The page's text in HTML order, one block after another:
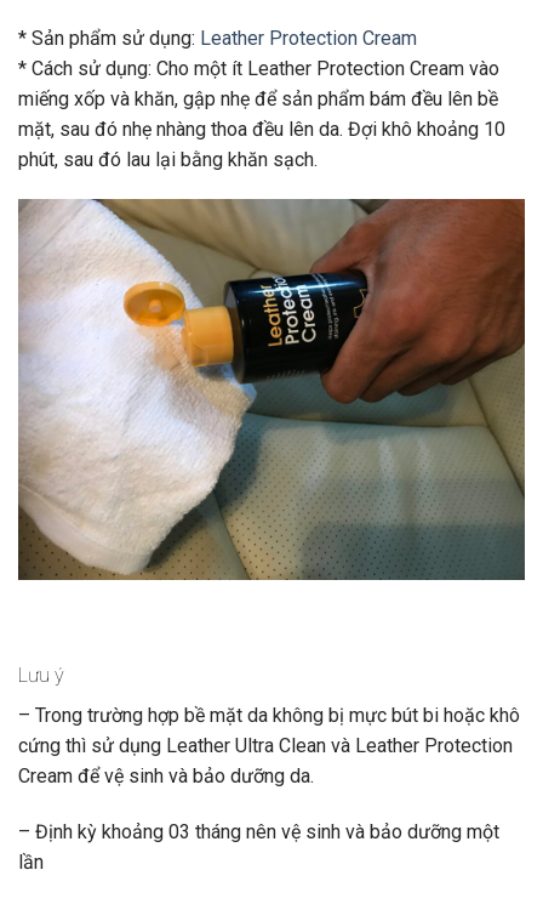
* Sản phẩm sử dụng: Leather Protection Cream
* Cách sử dụng: Cho một ít Leather Protection Cream vào
miếng xốp và khăn, gập nhẹ để sản phẩm bám đều lên bề
mặt, sau đó nhẹ nhàng thoa đều lên da. Đợi khô khoảng 10
phút, sau đó lau lại bằng khăn sạch.
Lưu ý
– Trong trường hợp bề mặt da không bị mực bút bi hoặc khô
cứng thì sử dụng Leather Ultra Clean và Leather Protection
Cream để vệ sinh và bảo dưỡng da.
– Định kỳ khoảng 03 tháng nên vệ sinh và bảo dưỡng một
lần